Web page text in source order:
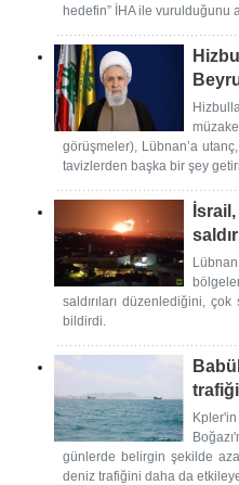
hedefin” İHA ile vurulduğunu
görüşmeler), Lübnan’a utanç,
tavizlerden başka bir şey
saldırıları düzenlediğini, çok
bildirdi.
günlerde belirgin şekilde
deniz trafiğini daha da